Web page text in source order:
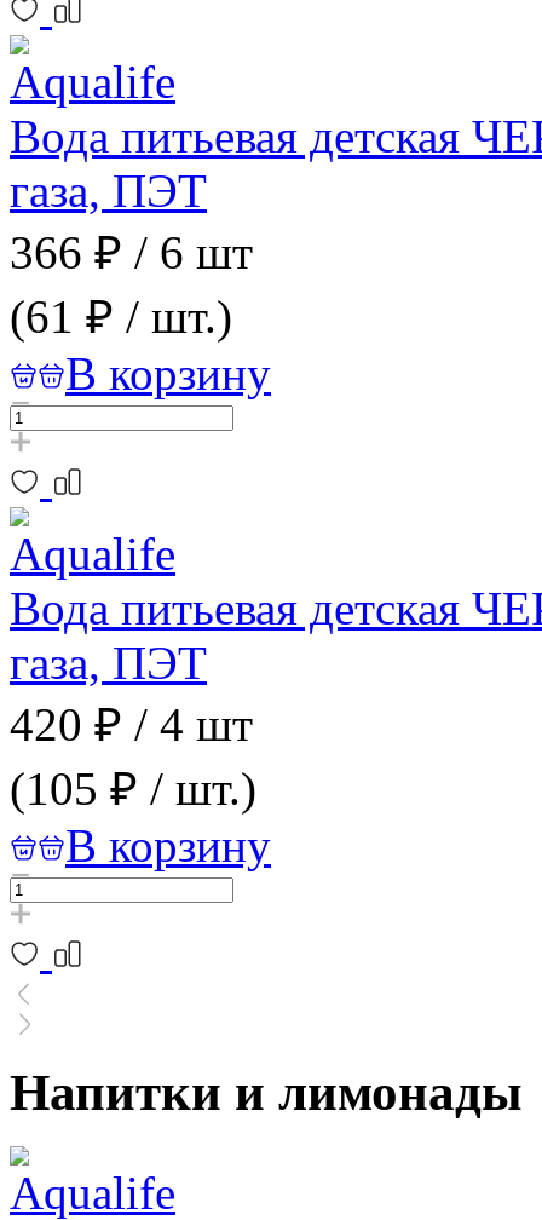
Вода питьевая детская
газа, ПЭТ
366 ₽ / 6 шт
(61 ₽ / шт.)
В корзину
Вода питьевая детская
газа, ПЭТ
420 ₽ / 4 шт
(105 ₽ / шт.)
В корзину
Напитки и лимонады